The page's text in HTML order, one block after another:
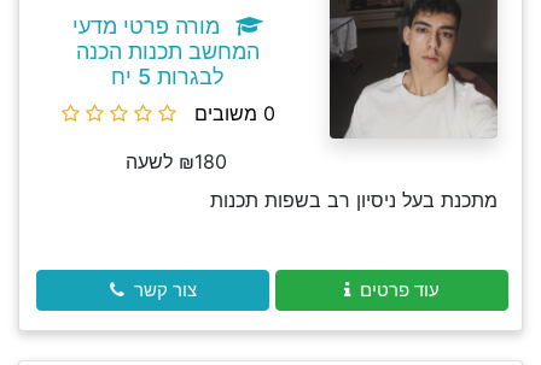
מורה פרטי מדעי
המחשב תכנות הכנה
לבגרות 5 יח
0 משובים
₪180 לשעה
מתכנת בעל ניסיון רב בשפות תכנות
עוד פרטים צור קשר